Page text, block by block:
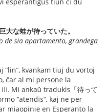
大な蛙が待っていた。
de sia apartamento, grandega
“lin”, kvankam tiuj du vortoj
ĉar al mi persone la
Mi ankaŭ tradukis「待って
“atendis”, kaj ne per
miaopinie en Esperanto la